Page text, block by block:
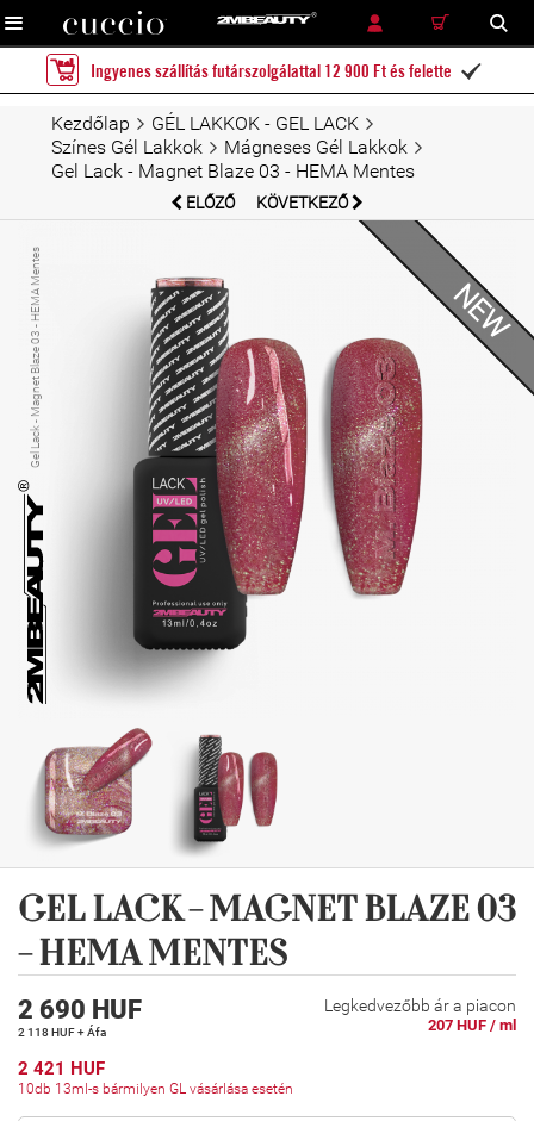
RÉSZLETES KERESÉS KERESÉS
Ingyenes szállítás futárszolgálattal 12 900 Ft és felette 
Kezdőlap
GÉL LAKKOK - GEL LACK
Színes Gél Lakkok
Mágneses Gél Lakkok
Gel Lack - Magnet Blaze 03 - HEMA Mentes
ELŐZŐ KÖVETKEZŐ
NEW
Gel Lack - Magnet Blaze 03 - HEMA Mentes
GEL LACK - MAGNET BLAZE 03
- HEMA MENTES
Legkedvezőbb ár a piacon
207 HUF / ml
2 690 HUF
2 118 HUF + Áfa
2 421 HUF
10db 13ml-s bármilyen GL vásárlása esetén